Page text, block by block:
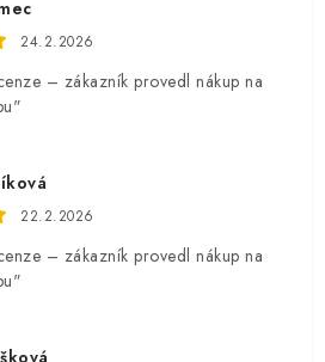
24.2.2026
– zákazník provedl nákup na
22.2.2026
– zákazník provedl nákup na